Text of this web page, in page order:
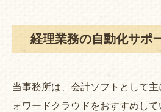
経理業務の自動化サポ
当事務所は、会計ソフトとして
ォワードクラウドをおすすめし